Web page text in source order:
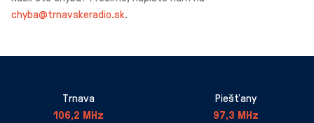
chyba@trnavskeradio.sk.
Trnava
106,2 MHz
Piešťany
97,3 MHz